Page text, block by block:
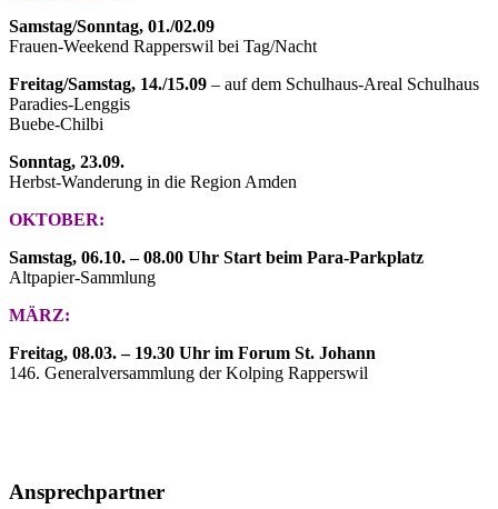
Samstag/Sonntag, 01./02.09
Frauen-Weekend Rapperswil bei Tag/Nacht
Freitag/Samstag, 14./15.09 – auf dem Schulhaus-Areal Schulhaus
Paradies-Lenggis
Buebe-Chilbi
Sonntag, 23.09.
Herbst-Wanderung in die Region Amden
OKTOBER:
Samstag, 06.10. – 08.00 Uhr Start beim Para-Parkplatz
Altpapier-Sammlung
MÄRZ:
Freitag, 08.03. – 19.30 Uhr im Forum St. Johann
146. Generalversammlung der Kolping Rapperswil
Ansprechpartner